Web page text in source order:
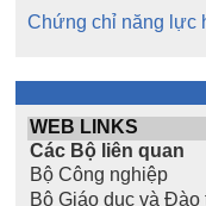
Chứng chỉ năng lực